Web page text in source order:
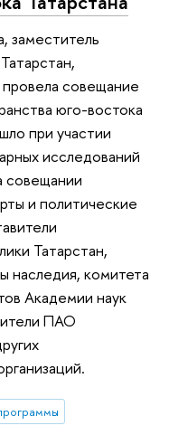
заместитель
совещание
юго-востока
при участии
исследований
совещании
и политические
Татарстан,
наследия, комитета
Академии наук
ПАО